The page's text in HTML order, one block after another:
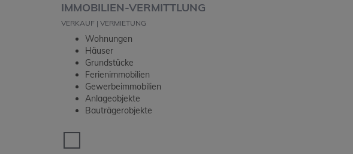
IMMOBILIEN-VERMITTLUNG
VERKAUF | VERMIETUNG
Wohnungen
Häuser
Grundstücke
Ferienimmobilien
Gewerbeimmobilien
Anlageobjekte
Bauträgerobjekte
⬜️